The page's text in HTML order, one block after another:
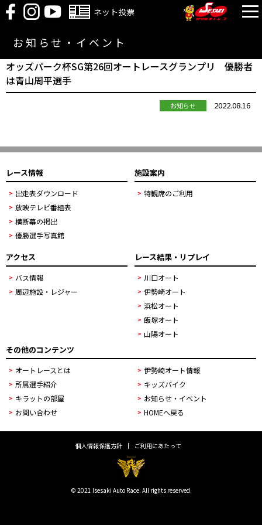
ネット投票
お知らせ・イベント
オッズパーク杯SG第26回オートレースグランプリ 優勝者
は青山周平選手
お知らせ 2022.08.16
レース情報
出走表ダウンロード
放映テレビ番組表
横断幕の掲出
優勝選手写真館
施設案内
特観席のご利用
アクセス
バス情報
周辺施設・レジャー
レース結果・リプレイ
川口オート
伊勢崎オート
浜松オート
飯塚オート
山陽オート
その他のコンテンツ
オートレースとは
伊勢崎オート情報
所属選手紹介
キッズバイク
キラットの部屋
お知らせ・イベント
お問い合わせ
HOMEへ戻る
個人情報保護方針 ご利用にあたって
© 2021 Isesaki Auto Race. All rights reserved.